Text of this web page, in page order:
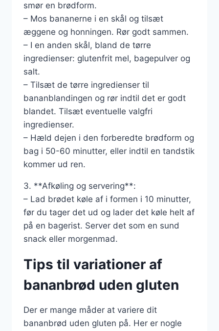
smør en brødform.
– Mos bananerne i en skål og tilsæt
æggene og honningen. Rør godt sammen.
– I en anden skål, bland de tørre
ingredienser: glutenfrit mel, bagepulver og
salt.
– Tilsæt de tørre ingredienser til
bananblandingen og rør indtil det er godt
blandet. Tilsæt eventuelle valgfri
ingredienser.
– Hæld dejen i den forberedte brødform og
bag i 50-60 minutter, eller indtil en tandstik
kommer ud ren.
3. **Afkøling og servering**:
– Lad brødet køle af i formen i 10 minutter,
før du tager det ud og lader det køle helt af
på en bagerist. Server det som en sund
snack eller morgenmad.
Tips til variationer af
bananbrød uden gluten
Der er mange måder at variere dit
bananbrød uden gluten på. Her er nogle